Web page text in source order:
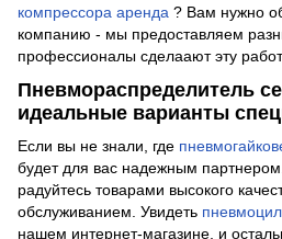
компрессора аренда ? Вам нужно
компанию - мы предоставляем
профессионалы сделаают эту
Пневмораспределитель
идеальные варианты
Если вы не знали, где
будет для вас надежным
радуйтесь товарами высокого
обслуживанием. Увидеть
нашем интернет-магазине, и